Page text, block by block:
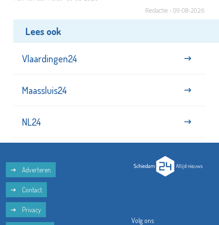
Redactie - 09-08-2026
Lees ook
Vlaardingen24
Maassluis24
NL24
Adverteren
Contact
Privacy
Volg ons: